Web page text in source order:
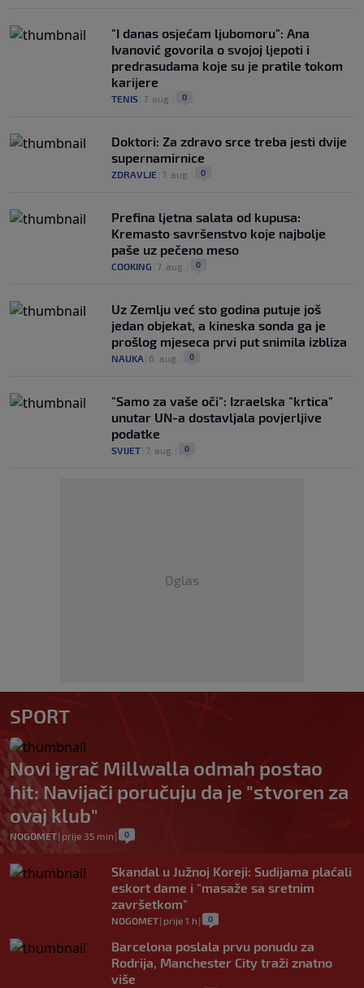
"I danas osjećam ljubomoru": Ana
Ivanović govorila o svojoj ljepoti i
predrasudama koje su je pratile tokom
karijere
TENIS 7. aug. 0
Doktori: Za zdravo srce treba jesti dvije
supernamirnice
ZDRAVLJE 7. aug. 0
Prefina ljetna salata od kupusa:
Kremasto savršenstvo koje najbolje
paše uz pečeno meso
COOKING 7. aug. 0
Uz Zemlju već sto godina putuje još
jedan objekat, a kineska sonda ga je
prošlog mjeseca prvi put snimila izbliza
NAUKA 6. aug. 0
"Samo za vaše oči": Izraelska "krtica"
unutar UN-a dostavljala povjerljive
podatke
SVIJET 7. aug. 0
Oglas
SPORT
Novi igrač Millwalla odmah postao
hit: Navijači poručuju da je "stvoren za
ovaj klub"
NOGOMET| prije 35 min | 0
Skandal u Južnoj Koreji: Sudijama plaćali
eskort dame i "masaže sa sretnim
završetkom"
NOGOMET| prije 1 h | 0
Barcelona poslala prvu ponudu za
Rodrija, Manchester City traži znatno
više